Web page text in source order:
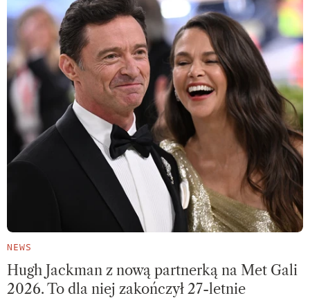
NEWS
Hugh Jackman z nową partnerką na Met Gali
2026. To dla niej zakończył 27-letnie